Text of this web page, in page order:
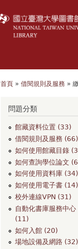
首頁 » 借閱規則及服務 »
問題分類
館藏資料位置 (33)
借閱規則及服務 (66)
如何使用館藏目錄
如何查詢學位論文
如何使用資料庫 (34)
如何使用電子書 (14)
校外連線VPN (31)
自動化書庫服務中心
(11)
如何入館 (20)
場地設備及網路 (32)